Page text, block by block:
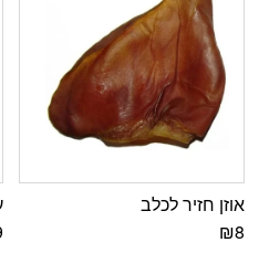
אוזן חזיר לכלב
₪8